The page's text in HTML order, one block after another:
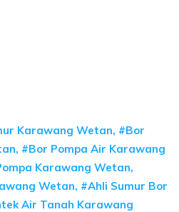
Karawang Wetan, #Bor
#Bor Pompa Air Karawang
Karawang Wetan,
Wetan, #Ahli Sumur Bor
Air Tanah Karawang